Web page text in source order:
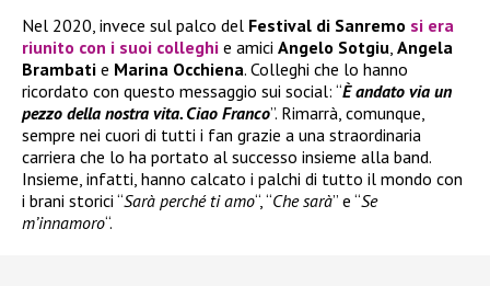
Nel 2020, invece sul palco del Festival di Sanremo si era
riunito con i suoi colleghi e amici Angelo Sotgiu, Angela
Brambati e Marina Occhiena. Colleghi che lo hanno
ricordato con questo messaggio sui social: “È andato via un
pezzo della nostra vita. Ciao Franco”. Rimarrà, comunque,
sempre nei cuori di tutti i fan grazie a una straordinaria
carriera che lo ha portato al successo insieme alla band.
Insieme, infatti, hanno calcato i palchi di tutto il mondo con
i brani storici “Sarà perché ti amo“, “Che sarà” e “Se
m’innamoro“.